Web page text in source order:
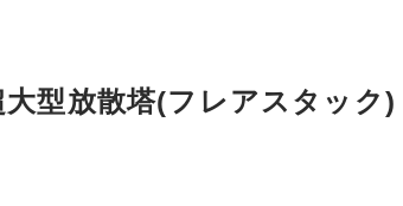
型放散塔(フレアスタック)